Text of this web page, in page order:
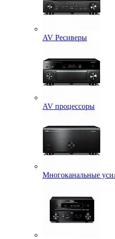
AV Ресиверы
AV процессоры
Многоканальные